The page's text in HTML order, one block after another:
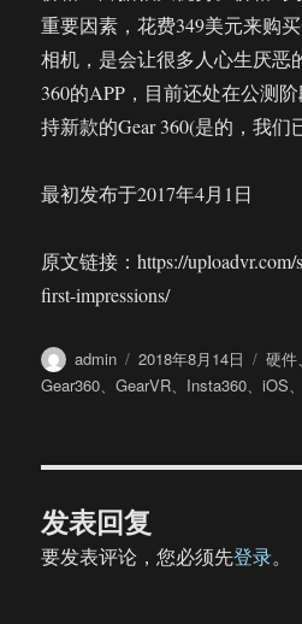
重要因素，花费349美元来购
相机，是会让很多人心生厌恶
360的APP，目前还处在公测
持新款的Gear 360(是的，我们
最初发布于2017年4月1日
原文链接：https://uploadvr.com/
first-impressions/
作
者
admin
发
布
2018年8月14日
分
类
硬件
Gear360、GearVR、 Insta360、iOS
发表回复
要发表评论，您必须先登录。